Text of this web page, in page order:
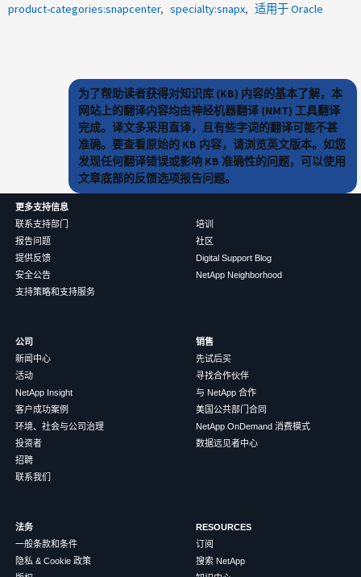
product-categories:snapcenter
specialty:snapx 适用于 Oracle
为了帮助读者获得对知识库 (KB) 内容的基本了解，本
网站上的翻译内容均由神经机器翻译 (NMT) 工具翻译
完成。译文多采用直译，且有些字词的翻译可能不甚
准确。要查看原始的 KB 内容，请浏览英文版本。如您
发现任何翻译错误或影响 KB 准确性的问题，可以使用
文章底部的反馈选项报告问题。
更多支持信息
联系支持部门
报告问题
提供反馈
安全公告
支持策略和支持服务
培训
社区
Digital Support Blog
NetApp Neighborhood
公司
新闻中心
活动
NetApp Insight
客户成功案例
环境、社会与公司治理
投资者
招聘
联系我们
销售
先试后买
寻找合作伙伴
与 NetApp 合作
美国公共部门合同
NetApp OnDemand 消费模式
数据远见者中心
法务
一般条款和条件
隐私 & Cookie 政策
RESOURCES
订阅
搜索 NetApp